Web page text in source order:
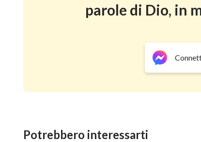
parole di Dio, in
Potrebbero interessarti